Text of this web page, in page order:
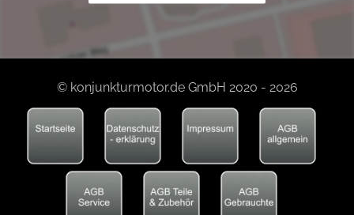
© konjunkturmotor.de GmbH 2020 - 2026